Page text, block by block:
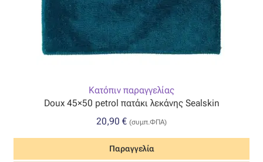
Οργάντζα με κέντημα
Οργάντζα με ταφτά
Οργάντζα μεταξωτή
Οργάντζα ντεβορέ
Κατόπιν παραγγελίας
Doux 45×50 petrol πατάκι λεκάνης Sealskin
20,90 € (συμπ.ΦΠΑ)
Παραγγελία